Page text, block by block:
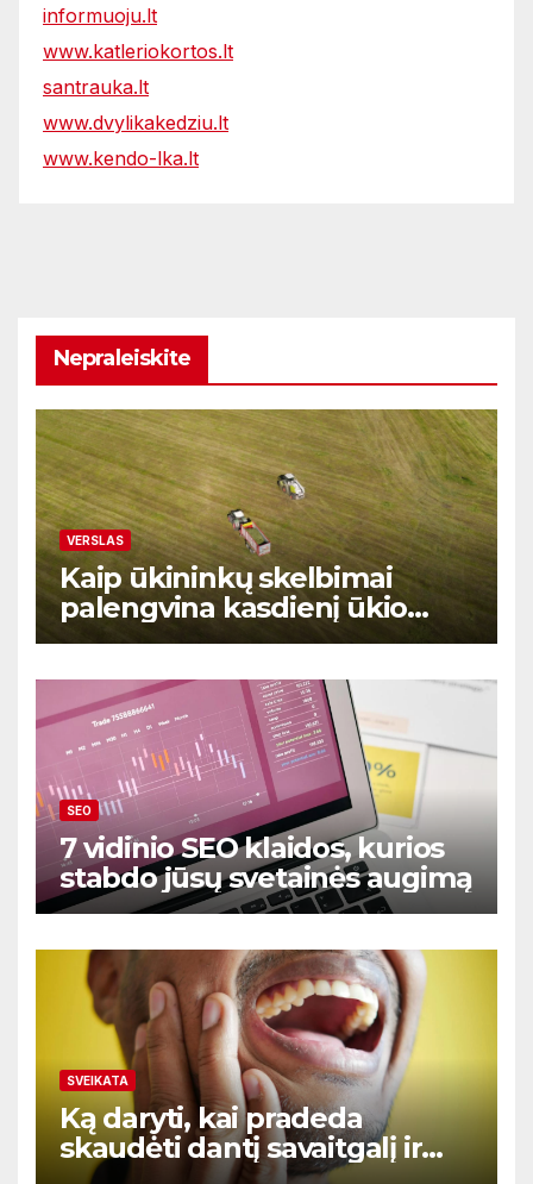
informuoju.lt
www.katleriokortos.lt
santrauka.lt
www.dvylikakedziu.lt
www.kendo-lka.lt
Nepraleiskite
VERSLAS
Kaip ūkininkų skelbimai
palengvina kasdienį ūkio
prekių ir paslaugų valdymą
SEO
7 vidinio SEO klaidos, kurios
stabdo jūsų svetainės augimą
SVEIKATA
Ką daryti, kai pradeda
skaudėti dantį savaitgalį ir